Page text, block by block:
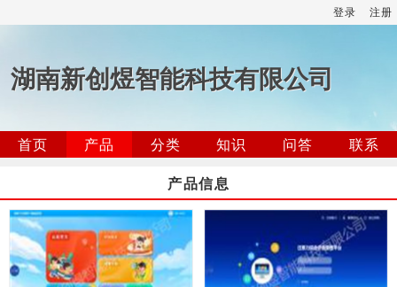
登录 注册
湖南新创煜智能科技有限公司
首页 产品 分类 知识 问答
联系
产品信息